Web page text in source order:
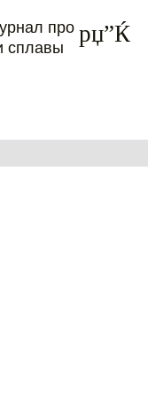
про
сплавы